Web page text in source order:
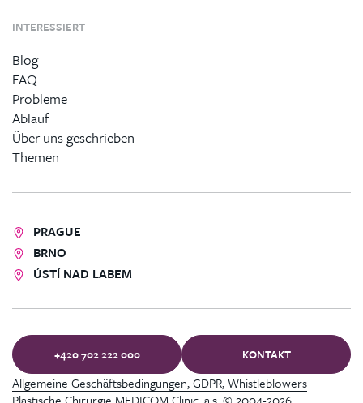
INTERESSIERT
Blog
FAQ
Probleme
Ablauf
Über uns geschrieben
Themen
PRAGUE
BRNO
ÚSTÍ NAD LABEM
+420 702 222 000 KONTAKT
Allgemeine Geschäftsbedingungen, GDPR, Whistleblowers